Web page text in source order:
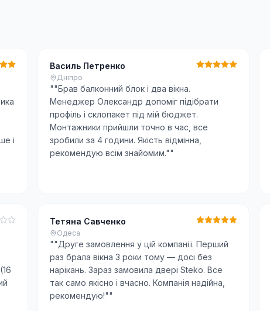
і
Василь Петренко
Дніпро
""Брав балконний блок і два вікна.
Менеджер Олександр допоміг підібрати
профіль і склопакет під мій бюджет.
Монтажники прийшли точно в час, все
зробили за 4 години. Якість відмінна,
рекомендую всім знайомим.""
Тетяна Савченко
Одеса
""Друге замовлення у цій компанії. Перший
раз брала вікна 3 роки тому — досі без
нарікань. Зараз замовила двері Steko. Все
так само якісно і вчасно. Компанія надійна,
рекомендую!""